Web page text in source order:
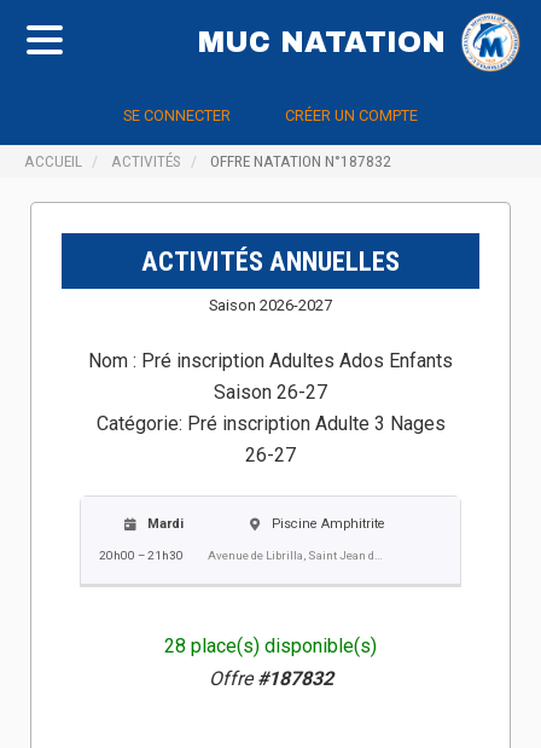
MUC NATATION
SE CONNECTER CRÉER UN COMPTE
ACCUEIL ACTIVITÉS OFFRE NATATION N°187832
ACTIVITÉS ANNUELLES
Saison 2026-2027
Nom : Pré inscription Adultes Ados Enfants
Saison 26-27
Catégorie: Pré inscription Adulte 3 Nages
26-27
Mardi
20h00 – 21h30
Piscine Amphitrite
28 place(s) disponible(s)
Offre#187832